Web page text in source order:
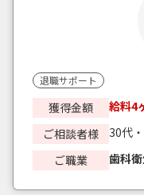
退職サポート
獲得金額
給料4
ご相談者様
30代
ご職業
歯科